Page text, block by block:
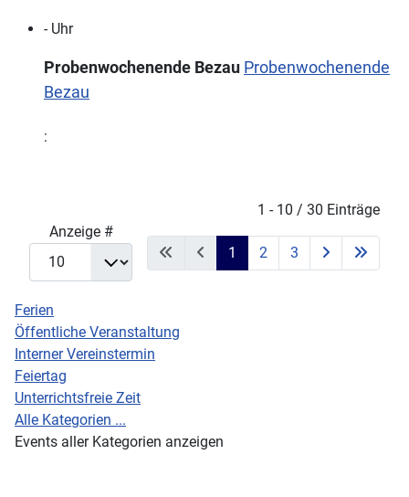
- Uhr
Probenwochenende Bezau Probenwochenende
Bezau
:
1 - 10 / 30 Einträge
Anzeige #
1
2 3
Ferien
Öffentliche Veranstaltung
Interner Vereinstermin
Feiertag
Unterrichtsfreie Zeit
Alle Kategorien ...
Events aller Kategorien anzeigen